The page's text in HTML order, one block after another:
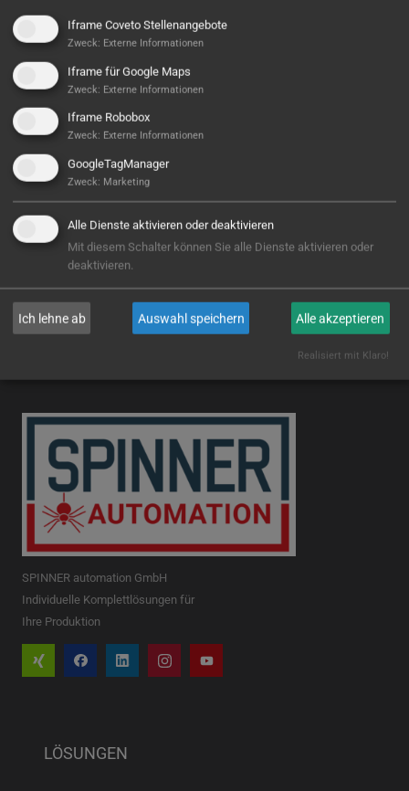
CNC Center Northeim GmbH
WEITERLESEN
SPINNER automation GmbH
Individuelle Komplettlösungen für
Ihre Produktion
LÖSUNGEN
Iframe Coveto Stellenangebote
Zweck: Externe Informationen
Iframe für Google Maps
Zweck: Externe Informationen
Iframe Robobox
Zweck: Externe Informationen
GoogleTagManager
Zweck: Marketing
Alle Dienste aktivieren oder deaktivieren
Mit diesem Schalter können Sie alle Dienste aktivieren oder
deaktivieren.
Ich lehne ab Auswahl speichern Alle akzeptieren
Realisiert mit Klaro!